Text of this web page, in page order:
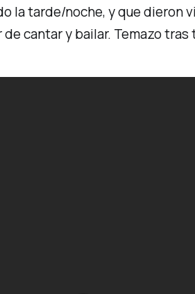
la tarde/noche, y que dieron
cantar y bailar. Temazo